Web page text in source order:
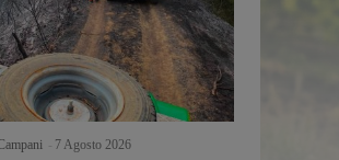
7 Agosto 2026